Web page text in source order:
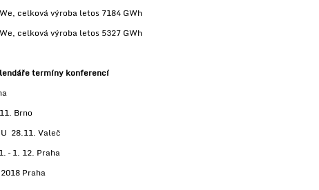
celková výroba letos 7184 GWh
celková výroba letos 5327 GWh
termíny konferencí
Brno
28.11. Valeč
1. 12. Praha
Praha